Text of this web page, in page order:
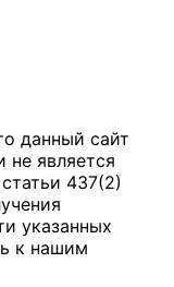
данный сайт
является
437(2)
указанных
к нашим